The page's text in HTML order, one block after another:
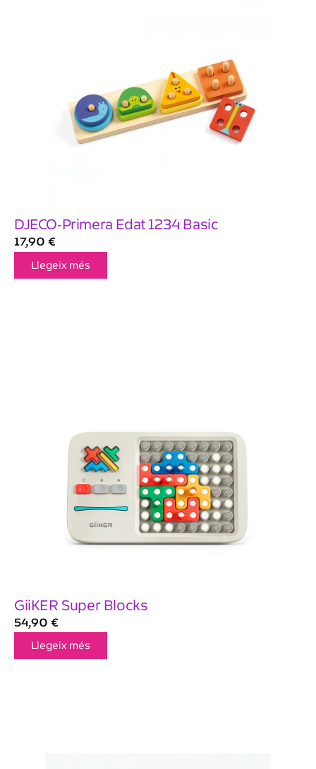
DJECO-Primera Edat 1234 Basic
17,90 €
Llegeix més
GiiKER Super Blocks
54,90 €
Llegeix més